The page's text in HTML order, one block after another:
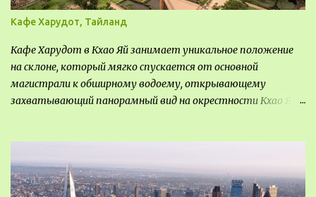
Кафе Харудот, Тайланд
Кафе Харудот в Кхао Яй занимает уникальное положение
на склоне, который мягко спускается от основной
магистрали к обширному водоему, открывающему
захватывающий панорамный вид на окрестности Кхао Яй.
могли бы свободно попасть, не заходя в само заведение.